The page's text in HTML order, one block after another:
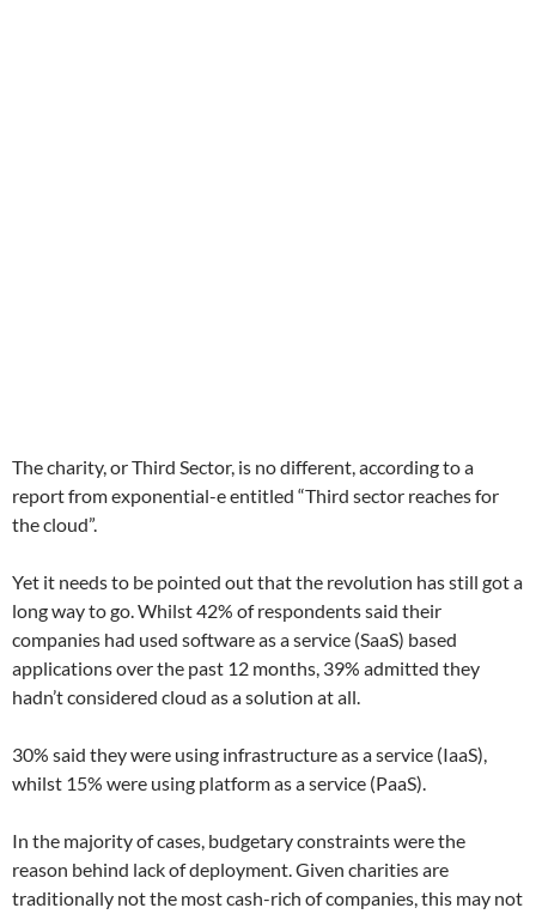
The charity, or Third Sector, is no different, according to a
report from exponential-e entitled “Third sector reaches for
the cloud”.
Yet it needs to be pointed out that the revolution has still got a
long way to go. Whilst 42% of respondents said their
companies had used software as a service (SaaS) based
applications over the past 12 months, 39% admitted they
hadn’t considered cloud as a solution at all.
30% said they were using infrastructure as a service (IaaS),
whilst 15% were using platform as a service (PaaS).
In the majority of cases, budgetary constraints were the
reason behind lack of deployment. Given charities are
traditionally not the most cash-rich of companies, this may not